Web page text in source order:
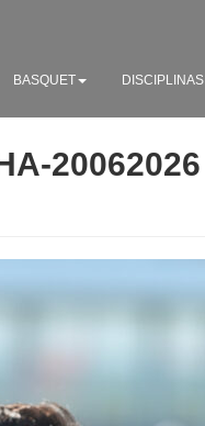
BASQUET DISCIPLINAS
20062026